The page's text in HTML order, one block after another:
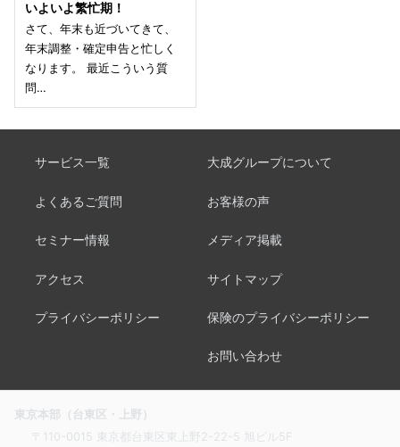
いよいよ繁忙期！
さて、年末も近づいてきて、
年末調整・確定申告と忙しく
なります。 最近こういう質
問…
サービス一覧 大成グループについて
よくあるご質問 お客様の声
セミナー情報 メディア掲載
アクセス サイトマップ
プライバシーポリシー 保険のプライバシーポリシー
お問い合わせ
東京本部（台東区・上野）
〒110-0015 東京都台東区東上野2-22-5 旭ビル5F